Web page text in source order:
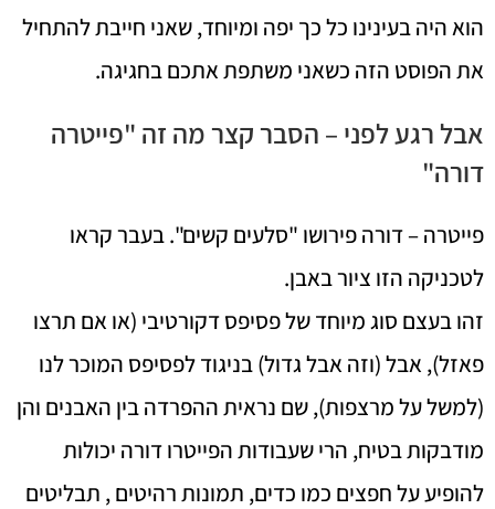
הוא היה בעינינו כל כך יפה ומיוחד, שאני חייבת להתחיל
את הפוסט הזה כשאני משתפת אתכם בחגיגה.
אבל רגע לפני – הסבר קצר מה זה "פייטרה
דורה"
פייטרה – דורה פירושו "סלעים קשים". בעבר קראו
לטכניקה הזו ציור באבן.
זהו בעצם סוג מיוחד של פסיפס דקורטיבי (או אם תרצו
פאזל), אבל (וזה אבל גדול) בניגוד לפסיפס המוכר לנו
(למשל על מרצפות), שם נראית ההפרדה בין האבנים והן
מודבקות בטיח, הרי שעבודות הפייטרו דורה יכולות
להופיע על חפצים כמו כדים, תמונות רהיטים , תבליטים